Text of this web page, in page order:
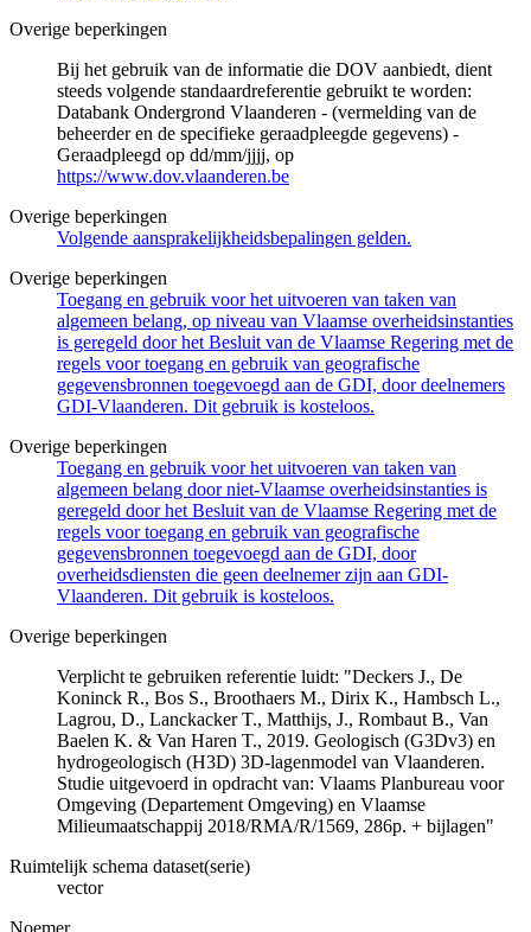
Overige beperkingen
Bij het gebruik van de informatie die DOV aanbiedt, dient
steeds volgende standaardreferentie gebruikt te worden:
Databank Ondergrond Vlaanderen - (vermelding van de
beheerder en de specifieke geraadpleegde gegevens) -
Geraadpleegd op dd/mm/jjjj, op
https://www.dov.vlaanderen.be
Overige beperkingen
Volgende aansprakelijkheidsbepalingen gelden.
Overige beperkingen
Toegang en gebruik voor het uitvoeren van taken van
algemeen belang, op niveau van Vlaamse overheidsinstanties
is geregeld door het Besluit van de Vlaamse Regering met de
regels voor toegang en gebruik van geografische
gegevensbronnen toegevoegd aan de GDI, door deelnemers
GDI-Vlaanderen. Dit gebruik is kosteloos.
Overige beperkingen
Toegang en gebruik voor het uitvoeren van taken van
algemeen belang door niet-Vlaamse overheidsinstanties is
geregeld door het Besluit van de Vlaamse Regering met de
regels voor toegang en gebruik van geografische
gegevensbronnen toegevoegd aan de GDI, door
overheidsdiensten die geen deelnemer zijn aan GDI-
Vlaanderen. Dit gebruik is kosteloos.
Overige beperkingen
Verplicht te gebruiken referentie luidt: "Deckers J., De
Koninck R., Bos S., Broothaers M., Dirix K., Hambsch L.,
Lagrou, D., Lanckacker T., Matthijs, J., Rombaut B., Van
Baelen K. & Van Haren T., 2019. Geologisch (G3Dv3) en
hydrogeologisch (H3D) 3D-lagenmodel van Vlaanderen.
Studie uitgevoerd in opdracht van: Vlaams Planbureau voor
Omgeving (Departement Omgeving) en Vlaamse
Milieumaatschappij 2018/RMA/R/1569, 286p. + bijlagen"
Ruimtelijk schema dataset(serie)
vector
Noemer